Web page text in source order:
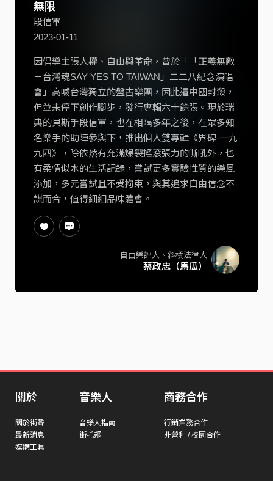
無限
段信軍
2023-01-11
因倡導主張人權、自由與革命，曾於「「正義無敵
－台灣魂SAY YES TO TAIWAN」二二八紀念演唱
會」高喊台灣獨立的盤古樂團，因此遭中國封殺，
但並未停下創作腳步，發行專輯六十餘張。現於瑞
典的貝斯手段信軍，也在相隔多年之後，在眾多知
名樂手的助陣參與下，推出個人雙專輯《界碑·一九
九四》，除依然有充滿爆裂搖滾張力的嘶吼外，也
有柔情似水的生活記錄，嘗試更多實驗性質的樂風
添加，多元嘗試且不受拘束，與其追求自由信念不
謀而合，值得細細品味體會。
自由樂評人、斜槓法律人
蔡政忠（馬瓜）
關於
關於街聲
最新消息
媒體工具
音樂人
音樂人指南
街托邦
商務合作
行銷業務合作
非營利 / 校園合作